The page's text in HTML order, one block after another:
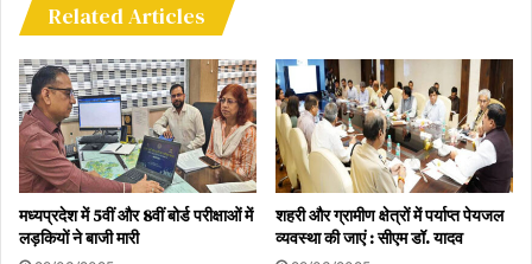
इस तरह हुई थी अल्लू अर्जुन और स्नेहा की
Related Articles
मध्यप्रदेश में 5वीं और 8वीं बोर्ड परीक्षाओं में
लड़कियों ने बाजी मारी
शहरी और ग्रामीण क्षेत्रों में पर्याप्त पेयजल
व्यवस्था की जाएं : सीएम डॉ. यादव